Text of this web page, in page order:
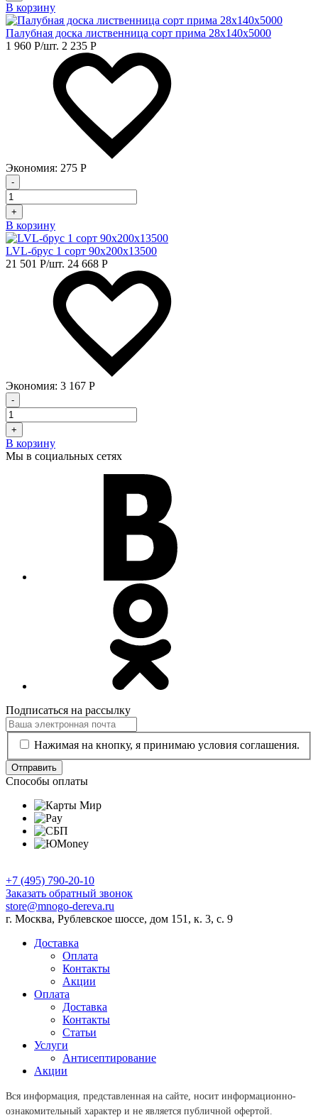
В корзину
Палубная доска лиственница сорт прима 28х140х5000
1 960 Р/шт. 2 235 Р
Экономия: 275 Р
-
+
В корзину
LVL-брус 1 сорт 90х200х13500
21 501 Р/шт. 24 668 Р
Экономия: 3 167 Р
-
+
В корзину
Мы в социальных сетях
Подписаться на рассылку
Нажимая на кнопку, я принимаю условия соглашения.
Отправить
Способы оплаты
+7 (495) 790-20-10
Заказать обратный звонок
store@mnogo-dereva.ru
г. Москва, Рублевское шоссе, дом 151, к. 3, с. 9
Доставка
Оплата
Контакты
Акции
Оплата
Доставка
Контакты
Статьи
Услуги
Антисептирование
Акции
Вся информация, представленная на сайте, носит информационно-
ознакомительный характер и не является публичной офертой.